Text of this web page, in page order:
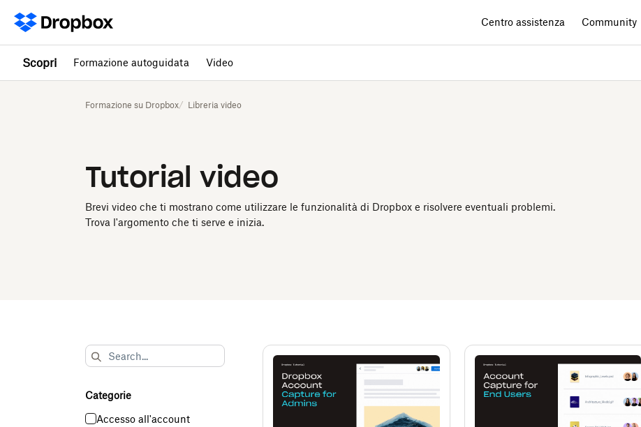
Centro assistenza Community
Scopri Formazione autoguidata Video
Formazione su Dropbox Libreria video
Tutorial video
Brevi video che ti mostrano come utilizzare le funzionalità di Dropbox e risolvere eventuali problemi.
Trova l'argomento che ti serve e inizia.
Categorie
Accesso all'account